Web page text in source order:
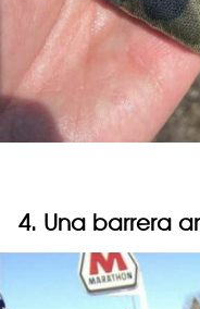
4. Una barrera